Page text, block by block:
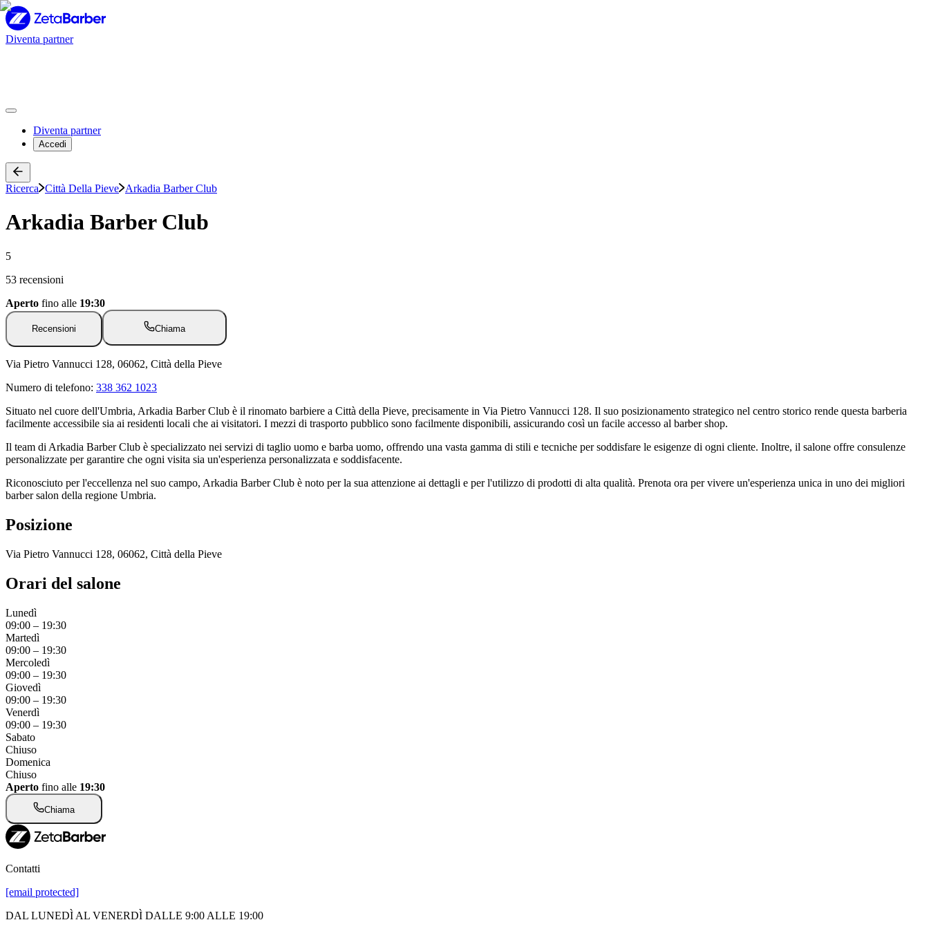
Diventa partner
Diventa partner
Accedi
Ricerca Città Della Pieve Arkadia Barber Club
Arkadia Barber Club
5
53 recensioni
Aperto fino alle 19:30
Recensioni Chiama
Via Pietro Vannucci 128, 06062, Città della Pieve
Numero di telefono: 338 362 1023
Situato nel cuore dell'Umbria, Arkadia Barber Club è il rinomato barbiere a Città della Pieve, precisamente in Via Pietro Vannucci 128. Il suo posizionamento strategico nel centro storico rende questa barberia
facilmente accessibile sia ai residenti locali che ai visitatori. I mezzi di trasporto pubblico sono facilmente disponibili, assicurando così un facile accesso al barber shop.
Il team di Arkadia Barber Club è specializzato nei servizi di taglio uomo e barba uomo, offrendo una vasta gamma di stili e tecniche per soddisfare le esigenze di ogni cliente. Inoltre, il salone offre consulenze
personalizzate per garantire che ogni visita sia un'esperienza personalizzata e soddisfacente.
Riconosciuto per l'eccellenza nel suo campo, Arkadia Barber Club è noto per la sua attenzione ai dettagli e per l'utilizzo di prodotti di alta qualità. Prenota ora per vivere un'esperienza unica in uno dei migliori
barber salon della regione Umbria.
Posizione
Via Pietro Vannucci 128, 06062, Città della Pieve
Orari del salone
Lunedì
09:00 – 19:30
Martedì
09:00 – 19:30
Mercoledì
09:00 – 19:30
Giovedì
09:00 – 19:30
Venerdì
09:00 – 19:30
Sabato
Chiuso
Domenica
Chiuso
Aperto fino alle 19:30
Chiama
Contatti
[email protected]
DAL LUNEDÌ AL VENERDÌ DALLE 9:00 ALLE 19:00